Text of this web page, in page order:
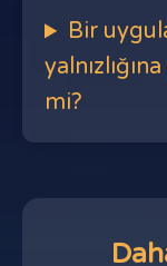
Bir
mi?